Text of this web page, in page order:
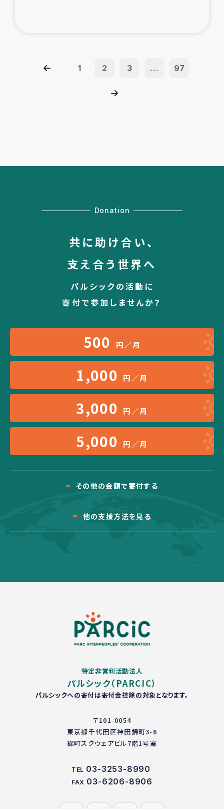
1 2 3 ... 97
Donation
共に助け合い、
支え合う世界へ
パルシックの活動に
寄付で参加しませんか？
500 円／月
1,000 円／月
3,000 円／月
5,000 円／月
その他の金額で寄付する
他の支援方法を見る
特定非営利活動法人
パルシック（PARCIC）
パルシックへの寄付は寄付金控除の対象となります。
〒101-0054
東京都千代田区神田錦町3-6
錦町スクウェアビル7階1号室
TEL 03-3253-8990
FAX 03-6206-8906